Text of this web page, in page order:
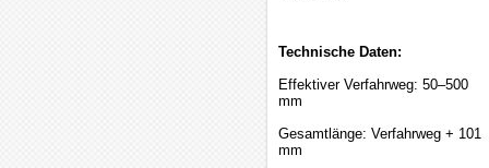
Technische Daten:
Effektiver Verfahrweg: 50–500
mm
Gesamtlänge: Verfahrweg + 101
mm